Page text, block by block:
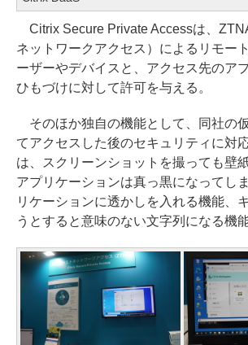
Citrix Secure Private Accessは、
ネットワークアクセス）によるリモー
ーザーやデバイスと、アクセス先のア
ひもづけに対して許可を与える。
そのほか独自の機能として、同社の
てアクセスした後のセキュリティに対
は、スクリーンショットを撮っても壁
アプリケーションは真っ黒になってし
リケーションに透かしを入れる機能、
うとすると意味のない文字列になる機